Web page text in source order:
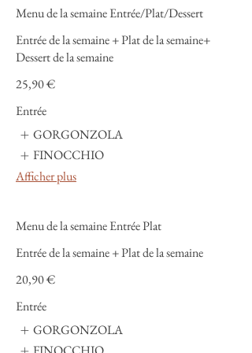
Menu de la semaine Entrée/Plat/Dessert
Entrée de la semaine + Plat de la semaine+
Dessert de la semaine
25,90 €
Entrée
GORGONZOLA
FINOCCHIO
Afficher plus
Menu de la semaine Entrée Plat
Entrée de la semaine + Plat de la semaine
20,90 €
Entrée
GORGONZOLA